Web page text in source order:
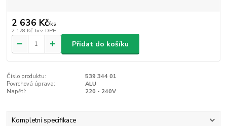
2 636 Kč/ks
2 178 Kč bez DPH
Přidat do košíku
Číslo produktu:
539 344 01
Povrchová úprava:
ALU
Napětí:
220 - 240V
Kompletní specifikace